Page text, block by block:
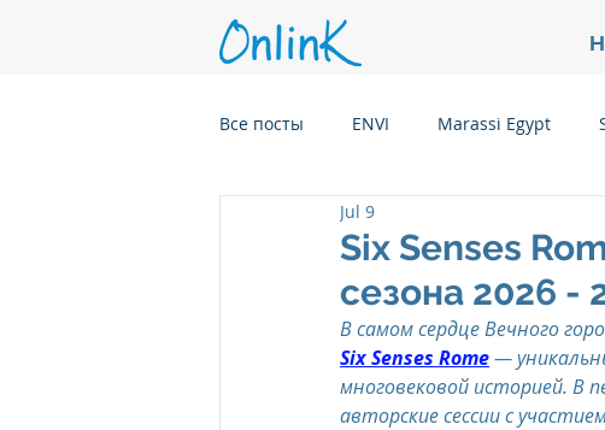
Все посты ENVI Marassi Egypt
Six Senses Kanuhura, Maldives
Six Senses Kaplankaya, Turkey Six
Six Senses Rome, Italy Six Senses Zil
Six Senses
сезона 2026 -
Jul 9
В самом сердце Вечного
Six Senses Rome —
многовековой историей. В
авторские сессии с